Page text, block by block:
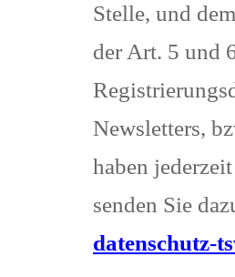
Stelle, und
der Art. 5 und
Newsletters,
haben
senden Sie
datenschutz-